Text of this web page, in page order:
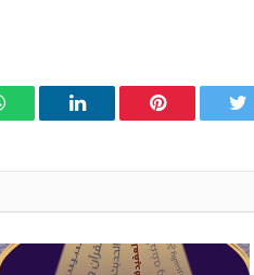
تويتر بينتيريستلينكدإن